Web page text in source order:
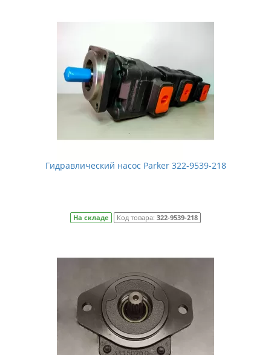
Гидравлический насос Parker 322-9539-218
На складе Код товара: 322-9539-218